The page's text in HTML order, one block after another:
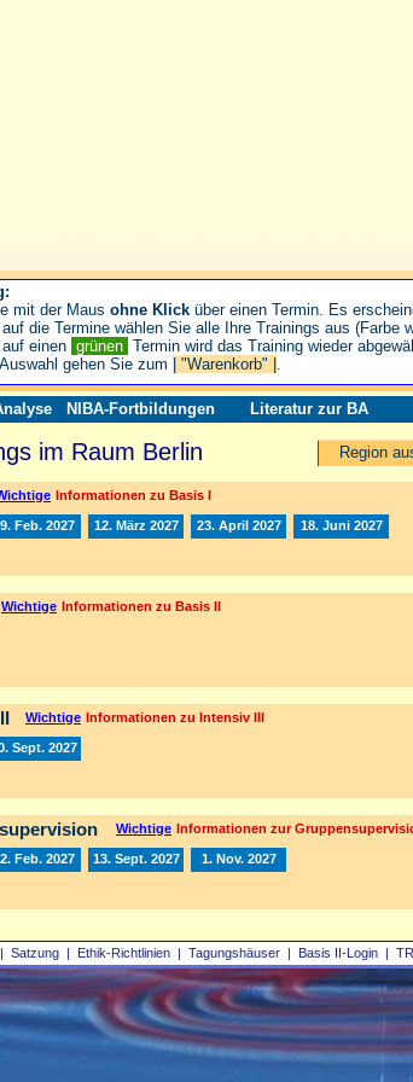
| Satzung | Ethik-Richtlinien | Tagungshäuser | Basis II‑Login |
NIBA-Fortbildungen Literatur zur BA
im Raum Berlin Region
Informationen zu Basis I
Feb. 2027 12. März 2027 23. April 2027 18. Juni 2027
Wichtige Informationen zu Basis II
Wichtige Informationen zu Intensiv III
Sept. 2027
Wichtige Informationen zur
Feb. 2027 13. Sept. 2027 1. Nov. 2027
mit der Maus ohne Klick über einen Termin. Es
auf die Termine wählen Sie alle Ihre Trainings aus (Farbe
auf einen grünen Termin wird das Training wieder
gehen Sie zum
| "Warenkorb" | .